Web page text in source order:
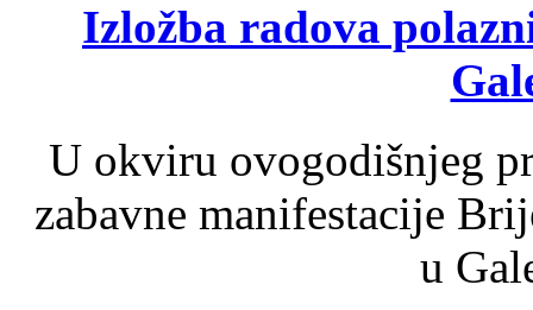
Izložba radova
U okviru ovogodišnjeg
zabavne manifestacije
u